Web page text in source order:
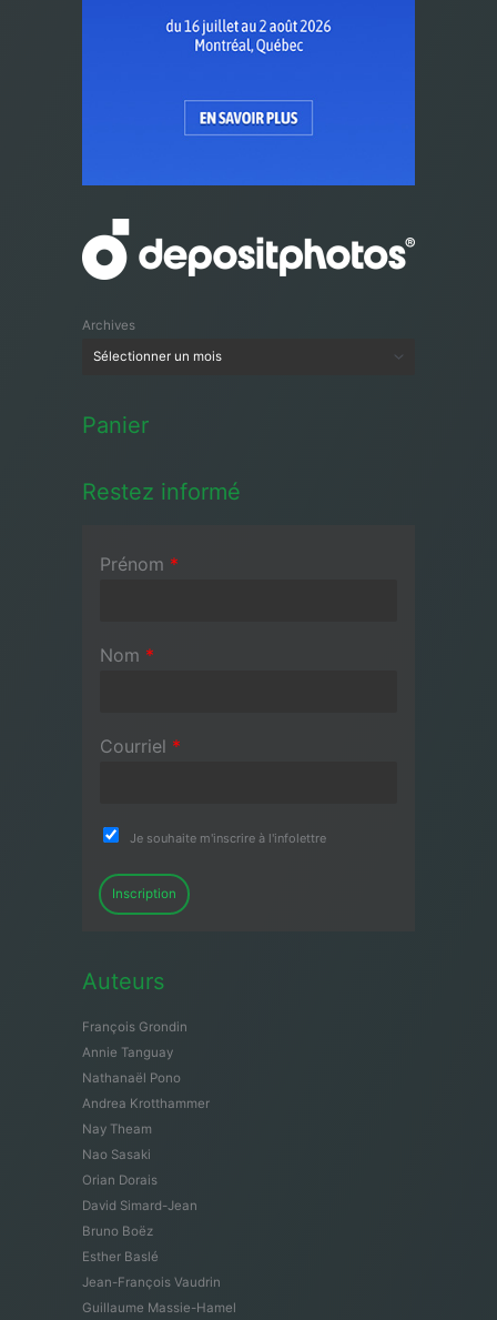
Archives
Panier
Restez informé
Prénom *
Nom *
Courriel *
Je souhaite m'inscrire à l'infolettre
Inscription
Auteurs
François Grondin
Annie Tanguay
Nathanaël Pono
Andrea Krotthammer
Nay Theam
Nao Sasaki
Orian Dorais
David Simard-Jean
Bruno Boëz
Esther Baslé
Jean-François Vaudrin
Guillaume Massie-Hamel